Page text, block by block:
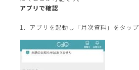
アプリで確認
1．アプリを起動し「月次資料」をタップ